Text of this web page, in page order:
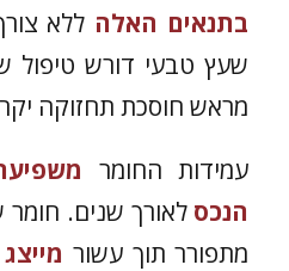
בתנאים האלה ללא
שעץ טבעי דורש טיפול
מראש חוסכת תחזוקה
עמידות החומר
הנכס לאורך שנים.
מתפורר תוך עשור